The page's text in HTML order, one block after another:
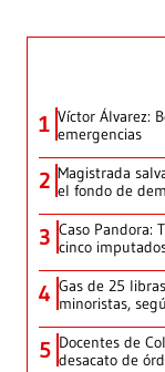
1 Víctor Álvarez:
emergencias
2 Magistrada
el fondo de
3 Caso Pandora:
cinco
4 Gas de 25
minoristas,
5 Docentes de
desacato de